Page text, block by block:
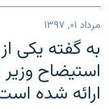
مرداد ۰۱, ۱۳۹۷
به گفته یکی
استیضاح
ارائه شده